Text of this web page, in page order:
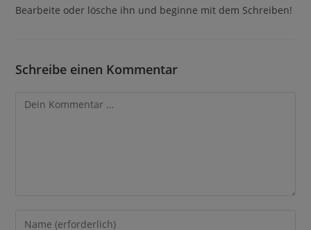
Bearbeite oder lösche ihn und beginne mit dem Schreiben!
Schreibe einen Kommentar
Kommentar
Gib